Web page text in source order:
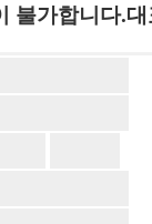
불가합니다.